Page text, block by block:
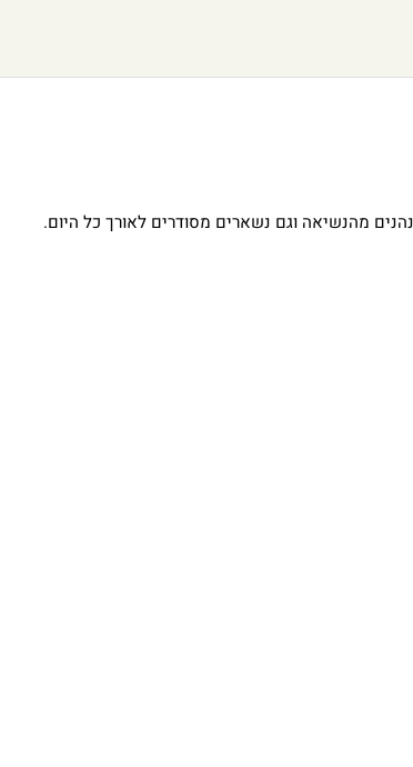
מהנשיאה וגם נשארים מסודרים לאורך כל היום.